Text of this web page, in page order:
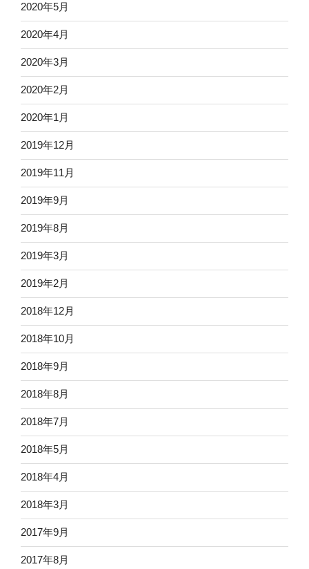
2020年5月
2020年4月
2020年3月
2020年2月
2020年1月
2019年12月
2019年11月
2019年9月
2019年8月
2019年3月
2019年2月
2018年12月
2018年10月
2018年9月
2018年8月
2018年7月
2018年5月
2018年4月
2018年3月
2017年9月
2017年8月